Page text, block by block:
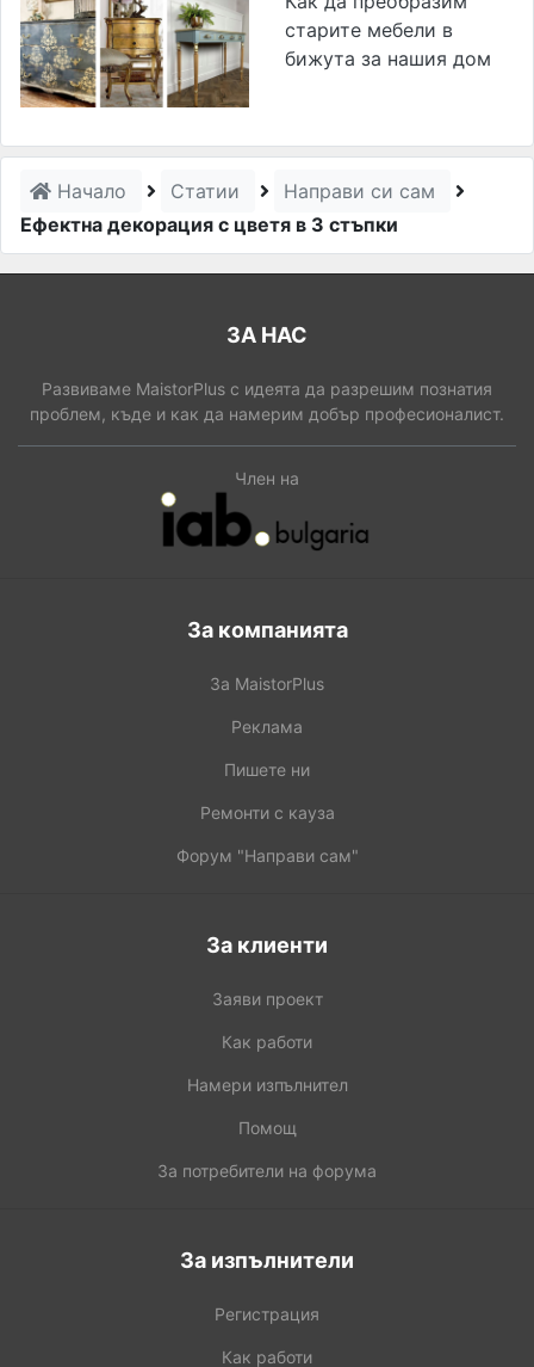
старите мебели в
бижута за нашия дом
Начало Статии
Направи си сам
Ефектна декорация с цветя в 3 стъпки
ЗА НАС
Развиваме MaistorPlus с идеята да разрешим познатия
проблем, къде и как да намерим добър професионалист.
Член на
За компанията
За MaistorPlus
Реклама
Пишете ни
Ремонти с кауза
Форум "Направи сам"
За клиенти
Заяви проект
Как работи
Намери изпълнител
Помощ
За потребители на форума
За изпълнители
Регистрация
Как работи